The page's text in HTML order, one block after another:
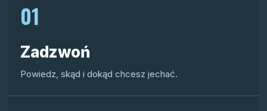
01
Zadzwoń
Powiedz, skąd i dokąd chcesz jechać.